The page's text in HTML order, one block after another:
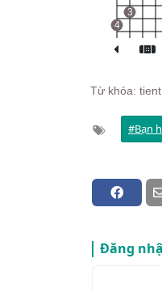
4
3
Từ khóa:
Bạn
Đăng